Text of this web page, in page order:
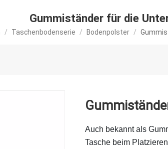
Gummiständer für die
/ Taschenbodenserie / Bodenpolster /
Auch bekannt als
Tasche beim